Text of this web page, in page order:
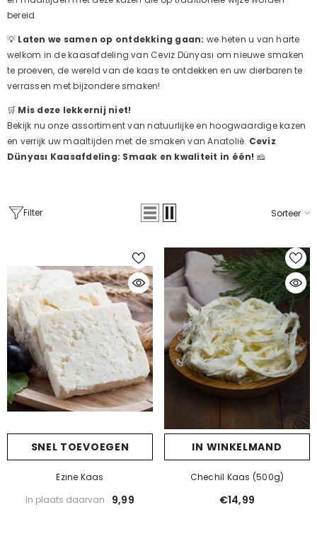
bereid.
💡 Laten we samen op ontdekking gaan: we heten u van harte
welkom in de kaasafdeling van Ceviz Dünyası om nieuwe smaken
te proeven, de wereld van de kaas te ontdekken en uw dierbaren te
verrassen met bijzondere smaken!
🛒 Mis deze lekkernij niet!
Bekijk nu onze assortiment van natuurlijke en hoogwaardige kazen
en verrijk uw maaltijden met de smaken van Anatolië. Ceviz
Dünyası Kaasafdeling: Smaak en kwaliteit in één! 🧀
Filter Sorteer
SNEL TOEVOEGEN
Ezine Kaas
In plaats daarvan
9,99
IN WINKELMAND
Chechil Kaas (500g)
€14,99